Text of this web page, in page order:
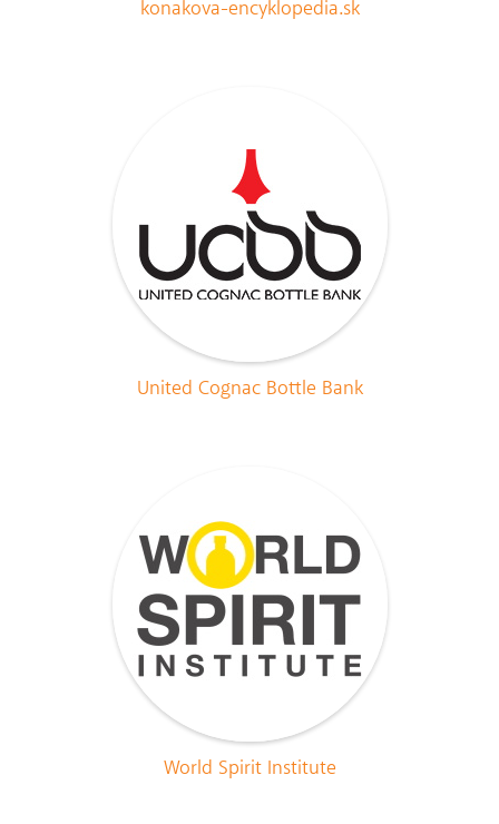
konakova-encyklopedia.sk
United Cognac Bottle Bank
World Spirit Institute